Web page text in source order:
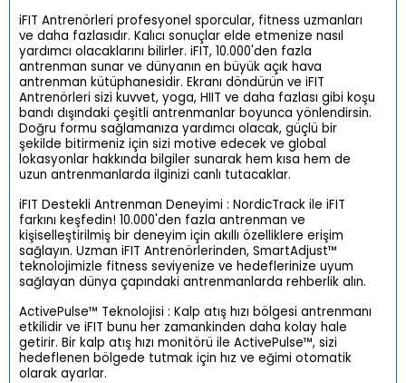
iFIT Antrenörleri profesyonel sporcular, fitness uzmanları
ve daha fazlasıdır. Kalıcı sonuçlar elde etmenize nasıl
yardımcı olacaklarını bilirler. iFIT, 10.000'den fazla
antrenman sunar ve dünyanın en büyük açık hava
antrenman kütüphanesidir. Ekranı döndürün ve iFIT
Antrenörleri sizi kuvvet, yoga, HIIT ve daha fazlası gibi koşu
bandı dışındaki çeşitli antrenmanlar boyunca yönlendirsin.
Doğru formu sağlamanıza yardımcı olacak, güçlü bir
şekilde bitirmeniz için sizi motive edecek ve global
lokasyonlar hakkında bilgiler sunarak hem kısa hem de
uzun antrenmanlarda ilginizi canlı tutacaklar.
iFIT Destekli Antrenman Deneyimi : NordicTrack ile iFIT
farkını keşfedin! 10.000'den fazla antrenman ve
kişiselleştirilmiş bir deneyim için akıllı özelliklere erişim
sağlayın. Uzman iFIT Antrenörlerinden, SmartAdjust™
teknolojimizle fitness seviyenize ve hedeflerinize uyum
sağlayan dünya çapındaki antrenmanlarda rehberlik alın.
ActivePulse™ Teknolojisi : Kalp atış hızı bölgesi antrenmanı
etkilidir ve iFIT bunu her zamankinden daha kolay hale
getirir. Bir kalp atış hızı monitörü ile ActivePulse™, sizi
hedeflenen bölgede tutmak için hız ve eğimi otomatik
olarak ayarlar.